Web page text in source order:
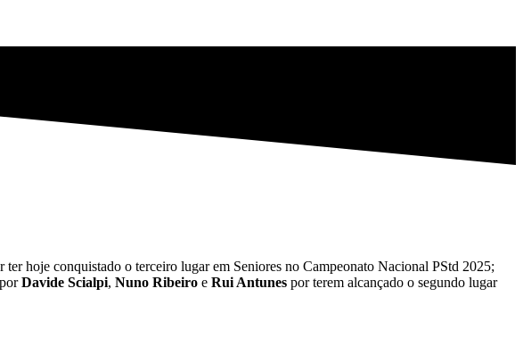
ter hoje conquistado o terceiro lugar em Seniores no Campeonato Nacional PStd 2025;
Davide Scialpi, Nuno Ribeiro e Rui Antunes por terem alcançado o segundo lugar